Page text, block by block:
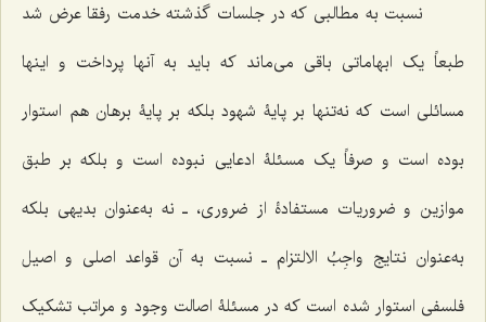
نسبت به مطالبى که در جلسات گذشته خدمت رفقا عرض شد
طبعاً یک ابهاماتى باقى مى‌ماند که باید به آنها پرداخت و اینها
مسائلى است که نه‌تنها بر پایۀ شهود بلکه بر پایۀ برهان هم استوار
بوده است و صرفاً یک مسئلۀ ادعایى نبوده است و بلکه بر طبق
موازین و ضروریات مستفادۀ از ضرورى، ـ نه به‌عنوان بدیهى بلکه
به‌عنوان نتایج واجِبُ الالتزام ـنسبت به آن قواعد اصلى و اصیل
فلسفى استوار شده است که در مسئلۀ اصالت وجود و مراتب تشکیک